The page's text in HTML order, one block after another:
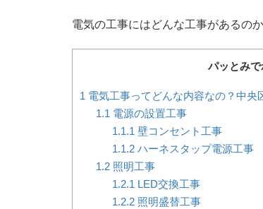
電気の工事にはどんな工事があるの
パッとみ
1 電気工事ってどんな内容なの？中央
1.1 電源の設置工事
1.1.1 壁コンセント工事
1.1.2ハーネスタップ電源工事
1.2照明工事
1.2.1 LED交換工事
1.2.2照明盛替工事